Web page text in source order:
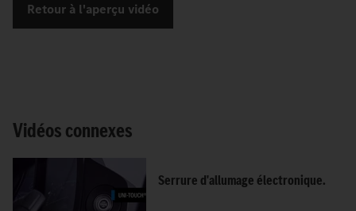
Retour à l'aperçu vidéo
Vidéos connexes
Serrure d'allumage électronique.